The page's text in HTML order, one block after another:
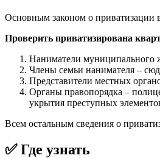
Основным законом о приватизации
Проверить приватизирована
Наниматели муниципального
Члены семьи нанимателя –
Представители местных
Органы правопорядка –
укрытия преступных
Всем остальным сведения о
✅ Где узнать